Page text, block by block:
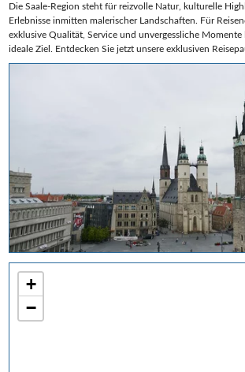
+
−
Die Saale-Region steht für reizvolle Natur, kulturelle
Erlebnisse inmitten malerischer Landschaften. Für
exklusive Qualität, Service und unvergessliche Momente
ideale Ziel. Entdecken Sie jetzt unsere exklusiven